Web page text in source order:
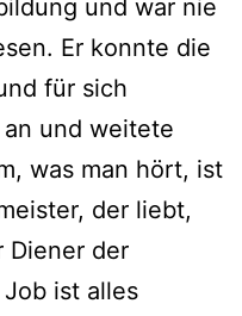
und war nie
Er konnte die
für sich
und weitete
was man hört, ist
der liebt,
Diener der
ist alles